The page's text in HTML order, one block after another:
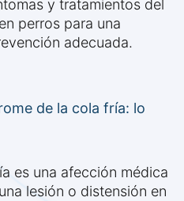
y tratamientos del
perros para una
adecuada.
de la cola fría: lo
es una afección médica
lesión o distensión en